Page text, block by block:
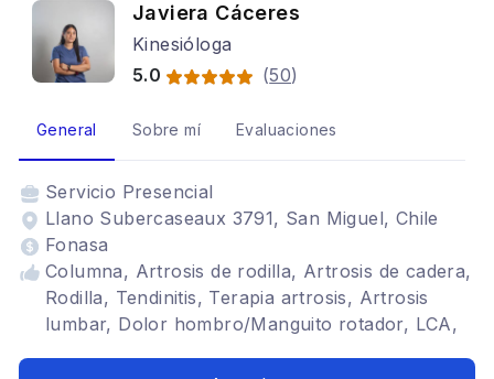
Javiera Cáceres
Kinesióloga
5.0
(50)
General Sobre mí Evaluaciones
Servicio Presencial
Llano Subercaseaux 3791, San Miguel, Chile
Fonasa
Columna, Artrosis de rodilla, Artrosis de cadera,
Rodilla, Tendinitis, Terapia artrosis, Artrosis
lumbar, Dolor hombro/Manguito rotador, LCA,